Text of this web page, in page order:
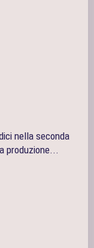
nella seconda
produzione...